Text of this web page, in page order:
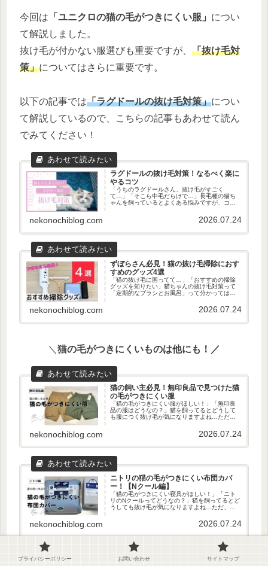
今回は 「ユニクロの猫の毛がつきにくい服」 につい
て解説しました。
抜け毛が付かない服選びも重要ですが、 「抜け毛対
策」についてはさらに重要です。
以下の記事では「ラグドールの抜け毛対策」につい
て解説しているので、こちらの記事もあわせて読ん
でみてください！
ラグドールの抜け毛対策！なるべく楽に
やるコツ
「うちのラグドールさん、抜け毛がすごく
て…」「そこら中毛だらけで…」長毛種の猫ち
ゃんを飼っているとよくある悩みですが、コツ
に行えます。今回、私と我が家の猫さんの度重
なるバトルの末、生み出した「抜け毛...
nekonochiblog.com 2026.07.24
ずぼらさん必見！猫の抜け毛掃除におす
すめのグッズ4選
「猫の抜け毛に困ってて…」「おすすめの掃除
グッズを知りたい」猫ちゃんの抜け毛対策って
「定期的なブラシとお風呂」って分かってはい
悩んでないんですよね…！ただ、最近は猫グッ
ズも進化しており、ぐうたら人間...
nekonochiblog.com 2026.07.24
＼ 猫の毛がつきにくいものは他にも！／
猫の飼い主必見！無印良品で見つけた猫
の毛がつきにくい服
「猫の毛がつきにくい服がほしい！」「無印良
品の服はどうなの？」猫を飼ってるとどうして
も服につく抜け毛が気になりますよね…ただ、
は見つかります！ということで、今回は無印良
品で猫の毛がつきにくい服を探し...
nekonochiblog.com 2026.07.24
ニトリの猫の毛がつきにくい布団カバ
ー！【Nクール編】
「猫の毛がつきにくい寝具がほしい！」「ニト
リのNクールってどうなの？」猫を飼ってるとど
うしても抜け毛が気になりますよね…ただ、コ
バー」は見つかります！ということで、今回は
ニトリで猫の毛がつきにくい寝...
nekonochiblog.com 2026.07.24
プライバシーポリシー お問い合わせ サイトマップ